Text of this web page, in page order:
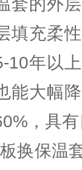
套的外
填充柔
10年以
能大幅
，具
换保温